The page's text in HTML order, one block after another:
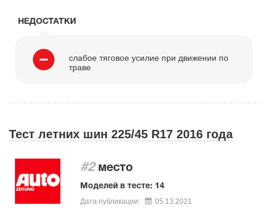
НЕДОСТАТКИ
слабое тяговое усилие при движении по
траве
Тест летних шин 225/45 R17 2016 года
#2 место
Моделей в тесте: 14
Дата публикации: 05.13.2021